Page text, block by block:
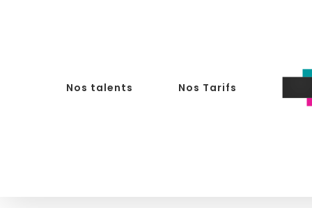
Nos talents Nos Tarifs